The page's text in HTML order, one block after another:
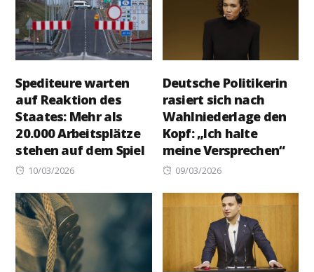
Spediteure warten
auf Reaktion des
Staates: Mehr als
20.000 Arbeitsplätze
stehen auf dem Spiel
Posted
10/03/2026
Deutsche Politikerin
rasiert sich nach
Wahlniederlage den
Kopf: „Ich halte
meine Versprechen“
Posted
09/03/2026